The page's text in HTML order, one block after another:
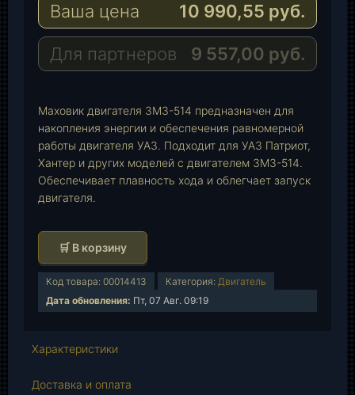
r
a
m
s
A
p
a
i
l
Ваша цена 10 990,55 руб.
Для партнеров 9 557,00 руб.
Маховик двигателя ЗМЗ-514 предназначен для
накопления энергии и обеспечения равномерной
работы двигателя УАЗ. Подходит для УАЗ Патриот,
Хантер и других моделей с двигателем ЗМЗ-514.
Обеспечивает плавность хода и облегчает запуск
двигателя.
о
л
ч
с
в
🛒 В корзину
Код товара: 00014413 Категория: Двигатель
Дата обновления: Пт, 07 Авг. 09:19
Характеристики
Доставка и оплата